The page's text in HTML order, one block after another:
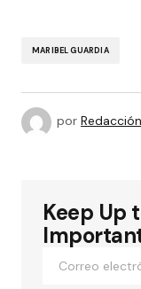
MARIBEL GUARDIA
por Redacción
Keep Up